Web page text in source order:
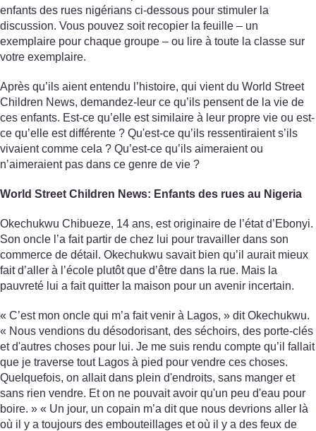
enfants des rues nigérians ci-dessous pour stimuler la
discussion. Vous pouvez soit recopier la feuille – un
exemplaire pour chaque groupe – ou lire à toute la classe sur
votre exemplaire.
Après qu’ils aient entendu l’histoire, qui vient du World Street
Children News, demandez-leur ce qu’ils pensent de la vie de
ces enfants. Est-ce qu’elle est similaire à leur propre vie ou est-
ce qu’elle est différente ? Qu'est-ce qu’ils ressentiraient s’ils
vivaient comme cela ? Qu’est-ce qu’ils aimeraient ou
n’aimeraient pas dans ce genre de vie ?
World Street Children News: Enfants des rues au Nigeria
Okechukwu Chibueze, 14 ans, est originaire de l’état d’Ebonyi.
Son oncle l’a fait partir de chez lui pour travailler dans son
commerce de détail. Okechukwu savait bien qu’il aurait mieux
fait d’aller à l’école plutôt que d’être dans la rue. Mais la
pauvreté lui a fait quitter la maison pour un avenir incertain.
« C’est mon oncle qui m’a fait venir à Lagos, » dit Okechukwu.
« Nous vendions du désodorisant, des séchoirs, des porte-clés
et d'autres choses pour lui. Je me suis rendu compte qu’il fallait
que je traverse tout Lagos à pied pour vendre ces choses.
Quelquefois, on allait dans plein d'endroits, sans manger et
sans rien vendre. Et on ne pouvait avoir qu'un peu d'eau pour
boire. » « Un jour, un copain m’a dit que nous devrions aller là
où il y a toujours des embouteillages et où il y a des feux de